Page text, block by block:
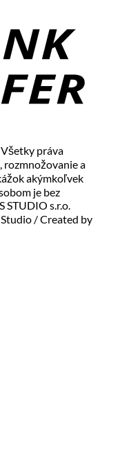
práva
rozmnožovanie a
akýmkoľvek
je bez
s.r.o.
/ Created by